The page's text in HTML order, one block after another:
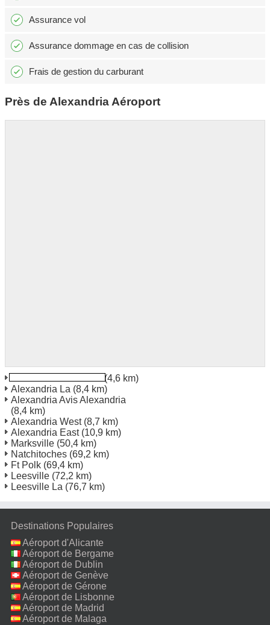
Assurance vol
Assurance dommage en cas de collision
Frais de gestion du carburant
Près de Alexandria Aéroport
(4,6 km)
Alexandria La (8,4 km)
Alexandria Avis Alexandria
(8,4 km)
Alexandria West(8,7 km)
Alexandria East(10,9 km)
Marksville (50,4 km)
Natchitoches (69,2 km)
Ft Polk (69,4 km)
Leesville (72,2 km)
Leesville La (76,7 km)
Destinations Populaires
Aéroport d'Alicante
Aéroport de Bergame
Aéroport de Dublin
Aéroport de Genève
Aéroport de Gérone
Aéroport de Lisbonne
Aéroport de Madrid
Aéroport de Malaga